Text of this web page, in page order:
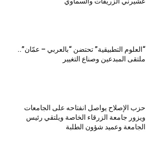
“العلوم التطبيقية” تحتضن “بالعربي – عمّان”..
ملتقى المبدعين وصناع التغيير
حزب الإصلاح يواصل انفتاحه على الجامعات
ويزور جامعة الزرقاء الخاصة ويلتقي رئيس
الجامعة وعميد شؤون الطلبة